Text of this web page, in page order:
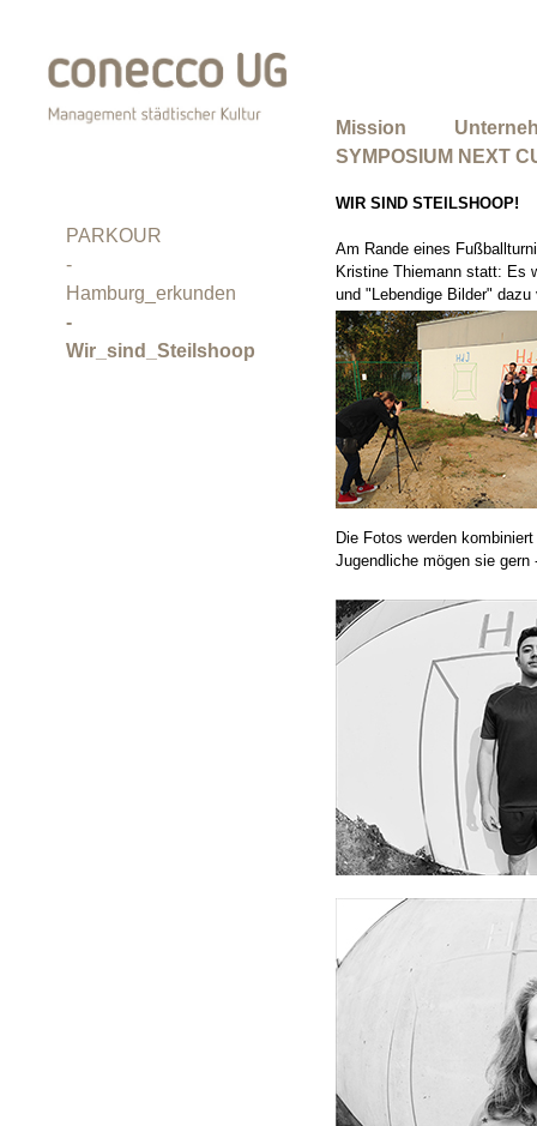
Mission
PARKOUR
-
Hamburg_erkunden
-
Wir_sind_Steilshoop
SYMPOSIUM NEXT
WIR SIND STEILSHOOP!
Am Rande eines
Kristine Thiemann statt: Es
und "Lebendige Bilder"
Die Fotos werden
Jugendliche mögen sie